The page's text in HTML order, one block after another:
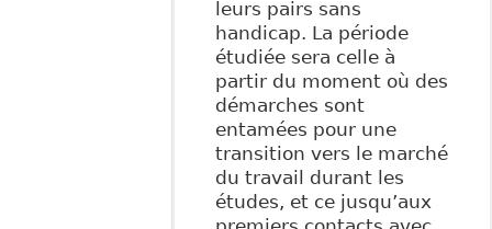
leurs pairs sans
handicap. La période
étudiée sera celle à
partir du moment où des
démarches sont
entamées pour une
transition vers le marché
du travail durant les
études, et ce jusqu’aux